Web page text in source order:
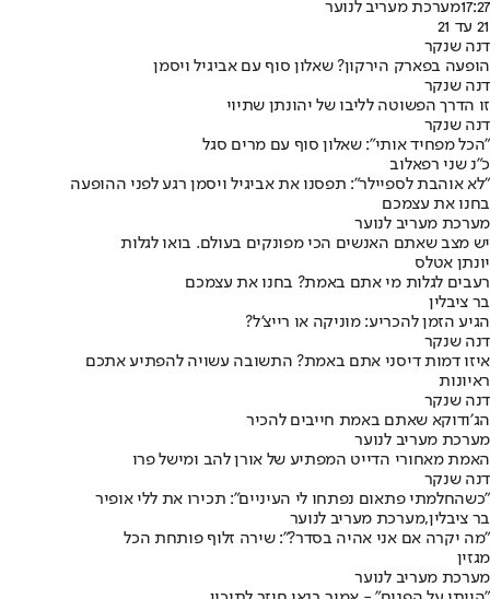
17:27מערכת מעריב לנוער
21 עד 21
דנה שנקר
הופעה בפארק הירקון? שאלון סוף עם אביגיל ויסמן
דנה שנקר
זו הדרך הפשוטה לליבו של יהונתן שתיוי
דנה שנקר
"הכל מפחיד אותי": שאלון סוף עם מרים סגל
כ"נ שני רפאלוב
"לא אוהבת לספיילר": תפסנו את אביגיל ויסמן רגע לפני ההופעה
בחנו את עצמכם
מערכת מעריב לנוער
יש מצב שאתם האנשים הכי מפונקים בעולם. בואו לגלות
יונתן אטלס
רעבים לגלות מי אתם באמת? בחנו את עצמכם
בר ציבלין
הגיע הזמן להכריע: מוניקה או רייצ'ל?
דנה שנקר
איזו דמות דיסני אתם באמת? התשובה עשויה להפתיע אתכם
ראיונות
דנה שנקר
הג׳ודוקא שאתם באמת חייבים להכיר
מערכת מעריב לנוער
האמת מאחורי הדייט המפתיע של אורן להב ומישל פרו
דנה שנקר
״כשהחלמתי פתאום נפתחו לי העיניים״: תכירו את ללי אופיר
בר ציבלין,מערכת מעריב לנוער
"מה יקרה אם אני אהיה בסדר?": שירה זלוף פותחת הכל
מגזין
מערכת מעריב לנוער